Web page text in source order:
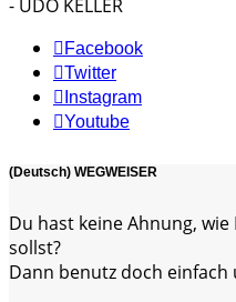
- UDO KELLER
Facebook
Twitter
Instagram
Youtube
(Deutsch) WEGWEISER
Du hast keine Ahnung,
sollst?
Dann benutz doch einfach